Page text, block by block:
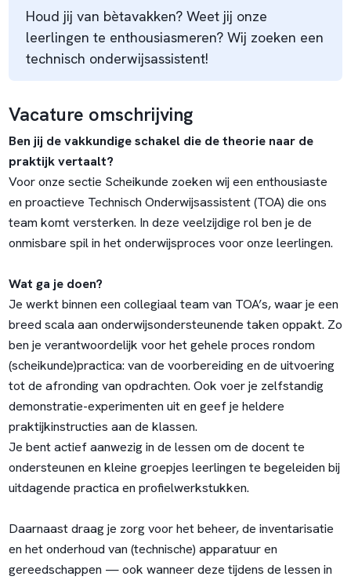
Houd jij van bètavakken? Weet jij onze
leerlingen te enthousiasmeren? Wij zoeken een
technisch onderwijsassistent!
Vacature omschrijving
Ben jij de vakkundige schakel die de theorie naar de
praktijk vertaalt?
Voor onze sectie Scheikunde zoeken wij een enthousiaste
en proactieve Technisch Onderwijsassistent (TOA) die ons
team komt versterken. In deze veelzijdige rol ben je de
onmisbare spil in het onderwijsproces voor onze leerlingen.
Wat ga je doen?
Je werkt binnen een collegiaal team van TOA’s, waar je een
breed scala aan onderwijsondersteunende taken oppakt. Zo
ben je verantwoordelijk voor het gehele proces rondom
(scheikunde)practica: van de voorbereiding en de uitvoering
tot de afronding van opdrachten. Ook voer je zelfstandig
demonstratie-experimenten uit en geef je heldere
praktijkinstructies aan de klassen.
Je bent actief aanwezig in de lessen om de docent te
ondersteunen en kleine groepjes leerlingen te begeleiden bij
uitdagende practica en profielwerkstukken.
Daarnaast draag je zorg voor het beheer, de inventarisatie
en het onderhoud van (technische) apparatuur en
gereedschappen — ook wanneer deze tijdens de lessen in